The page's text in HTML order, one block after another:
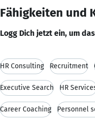
Fähigkeiten und
Logg Dich jetzt ein, um
HR Consulting Recruitment
Executive Search HR
Career Coaching Personnel